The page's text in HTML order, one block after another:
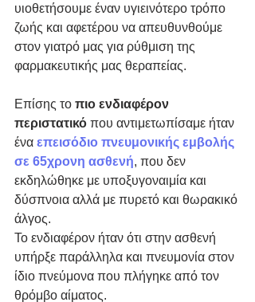
υιοθετήσουμε έναν υγιεινότερο τρόπο
ζωής και αφετέρου να απευθυνθούμε
στον γιατρό μας για ρύθμιση της
φαρμακευτικής μας θεραπείας.
Επίσης το πιο ενδιαφέρον
περιστατικό που αντιμετωπίσαμε ήταν
ένα επεισόδιο πνευμονικής εμβολής
σε 65χρονη ασθενή, που δεν
εκδηλώθηκε με υποξυγοναιμία και
δύσπνοια αλλά με πυρετό και θωρακικό
άλγος.
Το ενδιαφέρον ήταν ότι στην ασθενή
υπήρξε παράλληλα και πνευμονία στον
ίδιο πνεύμονα που πλήγηκε από τον
θρόμβο αίματος.